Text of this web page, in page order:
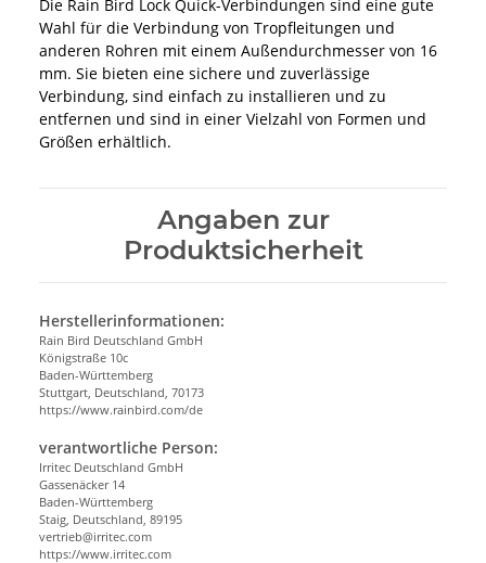
Die Rain Bird Lock Quick-Verbindungen sind eine gute
Wahl für die Verbindung von Tropfleitungen und
anderen Rohren mit einem Außendurchmesser von 16
mm. Sie bieten eine sichere und zuverlässige
Verbindung, sind einfach zu installieren und zu
entfernen und sind in einer Vielzahl von Formen und
Größen erhältlich.
Angaben zur
Produktsicherheit
Herstellerinformationen:
Rain Bird Deutschland GmbH
Königstraße 10c
Baden-Württemberg
Stuttgart, Deutschland, 70173
https://www.rainbird.com/de
verantwortliche Person:
Irritec Deutschland GmbH
Gassenäcker 14
Baden-Württemberg
Staig, Deutschland, 89195
vertrieb@irritec.com
https://www.irritec.com